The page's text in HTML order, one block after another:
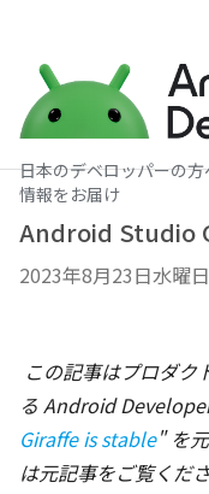
日本のデベロッパーの
情報をお届け
Android Studio
2023年8月23日水曜日
この記事はプロダ
る Android
Giraffe is stable" を
は元記事をご覧くださ